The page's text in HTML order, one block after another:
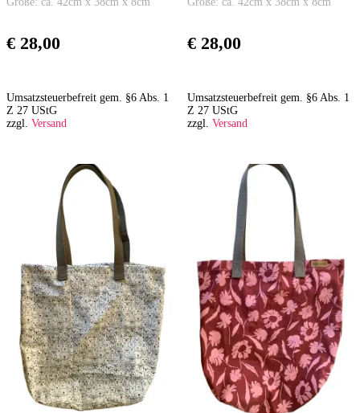
€ 28,00
Umsatzsteuerbefreit gem. §6 Abs. 1
Z 27 UStG
zzgl. Versand
€28,00
Umsatzsteuerbefreit gem. §6 Abs. 1
Z 27 UStG
zzgl. Versand